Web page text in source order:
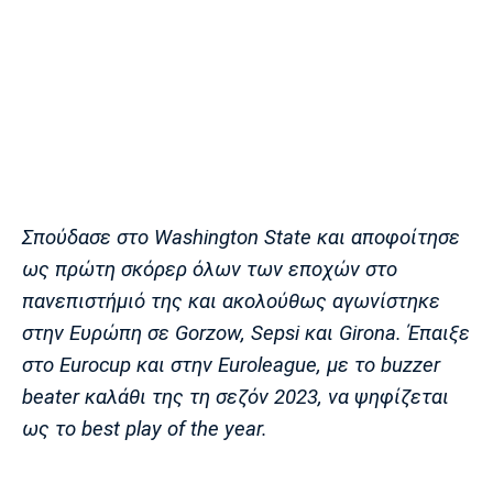
Σπούδασε στο Washington State και αποφοίτησε
ως πρώτη σκόρερ όλων των εποχών στο
πανεπιστήμιό της και ακολούθως αγωνίστηκε
στην Ευρώπη σε Gorzow, Sepsi και Girona. Έπαιξε
στο Eurocup και στην Euroleague, με το buzzer
beater καλάθι της τη σεζόν 2023, να ψηφίζεται
ως το best play of the year.